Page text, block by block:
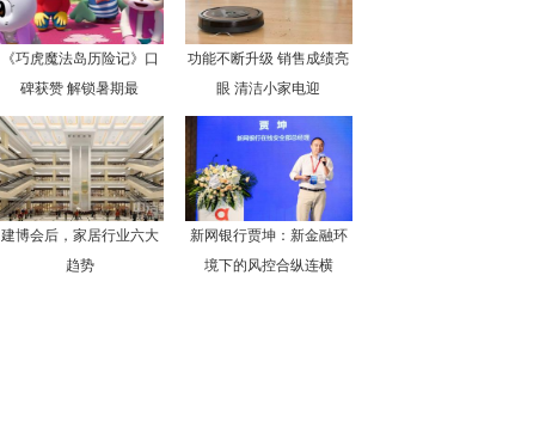
《巧虎魔法岛历险记》口
碑获赞 解锁暑期最
功能不断升级 销售成绩亮
眼 清洁小家电迎
建博会后，家居行业六大
趋势
新网银行贾坤：新金融环
境下的风控合纵连横